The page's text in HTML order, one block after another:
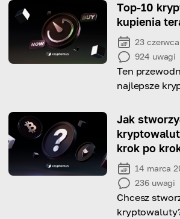
Top-10
kupienia
23
924 uwagi
Ten
najlepsze
teraz, jeśli
znaczący
Jak
krok po
14 marca
236 uwagi
Chcesz